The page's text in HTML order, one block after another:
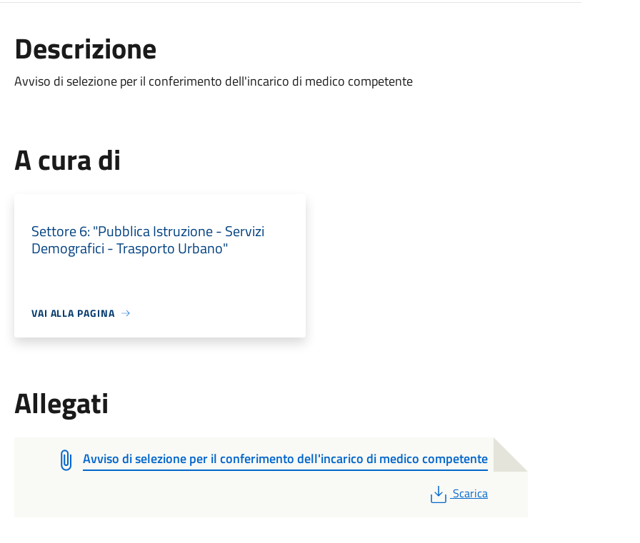
Descrizione
Avviso di selezione per il conferimento dell'incarico di medico competente
A cura di
Settore 6: "Pubblica Istruzione - Servizi
Demografici - Trasporto Urbano"
VAI ALLA PAGINA
Allegati
Avviso di selezione per il conferimento dell'incarico di medico competente
PDF
Scarica